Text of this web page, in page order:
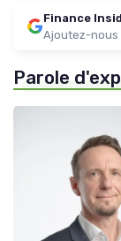
Finance
Ajoutez-nous
Parole